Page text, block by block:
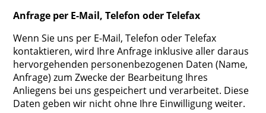
Anfrage per E-Mail, Telefon oder Telefax
Wenn Sie uns per E-Mail, Telefon oder Telefax
kontaktieren, wird Ihre Anfrage inklusive aller daraus
hervorgehenden personenbezogenen Daten (Name,
Anfrage) zum Zwecke der Bearbeitung Ihres
Anliegens bei uns gespeichert und verarbeitet. Diese
Daten geben wir nicht ohne Ihre Einwilligung weiter.